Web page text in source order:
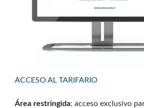
ACCESO AL TARIFARIO
Área restringida: acceso exclusivo